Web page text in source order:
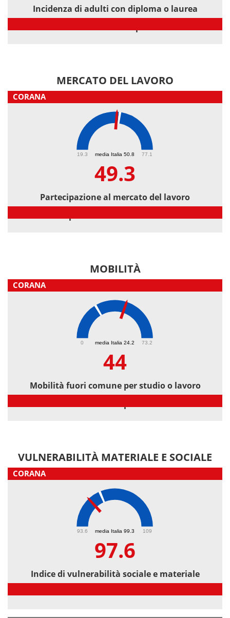
Incidenza di adulti con diploma o laurea
MERCATO DEL LAVORO
CORANA
media Italia 50.8
19.3 77.1
49.3
Partecipazione al mercato del lavoro
MOBILITÀ
CORANA
media Italia 24.2
0 73.2
44
Mobilità fuori comune per studio o lavoro
VULNERABILITÀ MATERIALE E SOCIALE
CORANA
media Italia 99.3
93.6 109
97.6
Indice di vulnerabilità sociale e materiale